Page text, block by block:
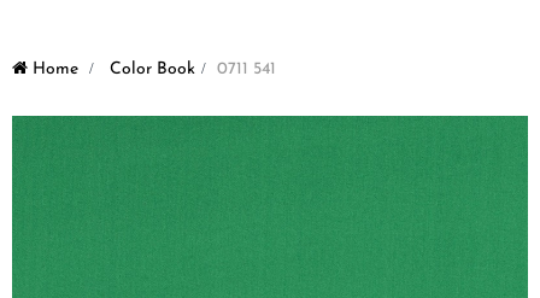
Home > Color Book > 0711 541